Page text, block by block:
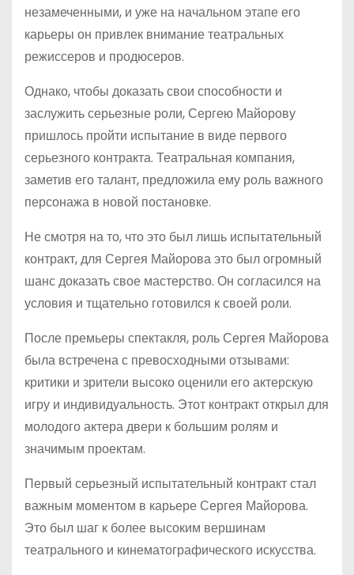
незамеченными, и уже на начальном этапе его
карьеры он привлек внимание театральных
режиссеров и продюсеров.
Однако, чтобы доказать свои способности и
заслужить серьезные роли, Сергею Майорову
пришлось пройти испытание в виде первого
серьезного контракта. Театральная компания,
заметив его талант, предложила ему роль важного
персонажа в новой постановке.
Не смотря на то, что это был лишь испытательный
контракт, для Сергея Майорова это был огромный
шанс доказать свое мастерство. Он согласился на
условия и тщательно готовился к своей роли.
После премьеры спектакля, роль Сергея Майорова
была встречена с превосходными отзывами:
критики и зрители высоко оценили его актерскую
игру и индивидуальность. Этот контракт открыл для
молодого актера двери к большим ролям и
значимым проектам.
Первый серьезный испытательный контракт стал
важным моментом в карьере Сергея Майорова.
Это был шаг к более высоким вершинам
театрального и кинематографического искусства.